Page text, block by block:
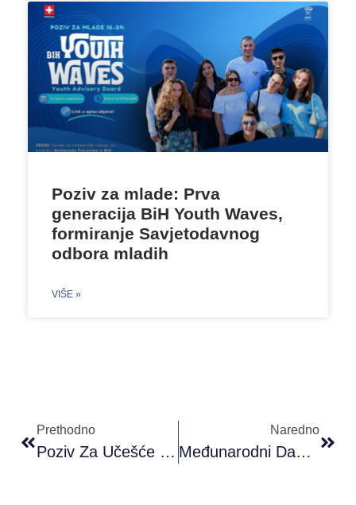
Poziv za mlade: Prva
generacija BiH Youth Waves,
formiranje Savjetodavnog
odbora mladih
VIŠE »
Prethodno
Poziv Za Učešće Na Info Danu „Erasmus+: Mladi”
Naredno
Međunarodni Dan Mladih